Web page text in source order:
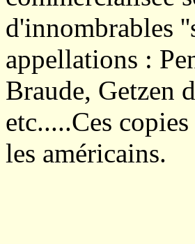
d'innombrables
appellations :
Braude, Getzen
etc.....Ces
les américains.